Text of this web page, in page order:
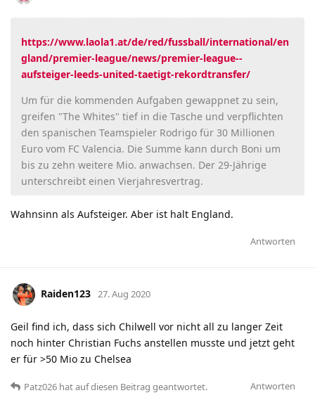
https://www.laola1.at/de/red/fussball/international/en
gland/premier-league/news/premier-league--
aufsteiger-leeds-united-taetigt-rekordtransfer/
Um für die kommenden Aufgaben gewappnet zu sein,
greifen "The Whites" tief in die Tasche und verpflichten
den spanischen Teamspieler Rodrigo für 30 Millionen
Euro vom FC Valencia. Die Summe kann durch Boni um
bis zu zehn weitere Mio. anwachsen. Der 29-Jährige
unterschreibt einen Vierjahresvertrag.
Wahnsinn als Aufsteiger. Aber ist halt England.
Antworten
Raiden123 27. Aug 2020
Geil find ich, dass sich Chilwell vor nicht all zu langer Zeit
noch hinter Christian Fuchs anstellen musste und jetzt geht
er für >50 Mio zu Chelsea
Antworten
Patz026 hatauf diesen Beitrag geantwortet.